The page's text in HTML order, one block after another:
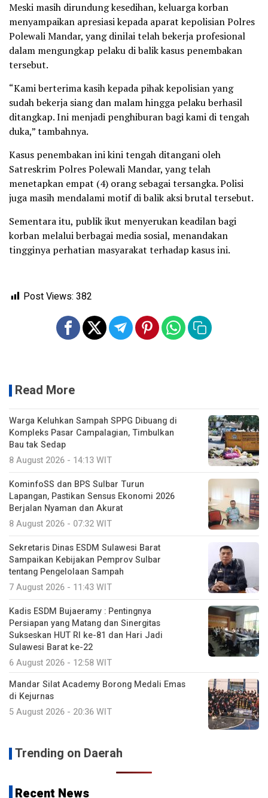
Meski masih dirundung kesedihan, keluarga korban
menyampaikan apresiasi kepada aparat kepolisian Polres
Polewali Mandar, yang dinilai telah bekerja profesional
dalam mengungkap pelaku di balik kasus penembakan
tersebut.
“Kami berterima kasih kepada pihak kepolisian yang
sudah bekerja siang dan malam hingga pelaku berhasil
ditangkap. Ini menjadi penghiburan bagi kami di tengah
duka,” tambahnya.
Kasus penembakan ini kini tengah ditangani oleh
Satreskrim Polres Polewali Mandar, yang telah
menetapkan empat (4) orang sebagai tersangka. Polisi
juga masih mendalami motif di balik aksi brutal tersebut.
Sementara itu, publik ikut menyerukan keadilan bagi
korban melalui berbagai media sosial, menandakan
tingginya perhatian masyarakat terhadap kasus ini.
Post Views: 382
Read More
Warga Keluhkan Sampah SPPG Dibuang di
Kompleks Pasar Campalagian, Timbulkan
Bau tak Sedap
8 August 2026 - 14:13 WIT
KominfoSS dan BPS Sulbar Turun
Lapangan, Pastikan Sensus Ekonomi 2026
Berjalan Nyaman dan Akurat
8 August 2026 - 07:32 WIT
Sekretaris Dinas ESDM Sulawesi Barat
Sampaikan Kebijakan Pemprov Sulbar
tentang Pengelolaan Sampah
7 August 2026 - 11:43 WIT
Kadis ESDM Bujaeramy : Pentingnya
Persiapan yang Matang dan Sinergitas
Sukseskan HUT RI ke-81 dan Hari Jadi
Sulawesi Barat ke-22
6 August 2026 - 12:58 WIT
Mandar Silat Academy Borong Medali Emas
di Kejurnas
5 August 2026 - 20:36 WIT
Trending on Daerah
Recent News